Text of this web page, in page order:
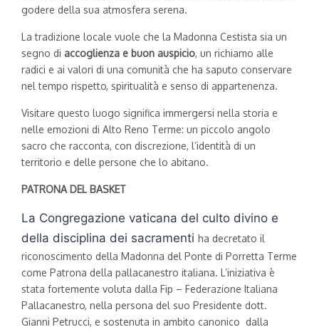
godere della sua atmosfera serena.
La tradizione locale vuole che la Madonna Cestista sia un
segno di accoglienza e buon auspicio, un richiamo alle
radici e ai valori di una comunità che ha saputo conservare
nel tempo rispetto, spiritualità e senso di appartenenza.
Visitare questo luogo significa immergersi nella storia e
nelle emozioni di Alto Reno Terme: un piccolo angolo
sacro che racconta, con discrezione, l’identità di un
territorio e delle persone che lo abitano.
PATRONA DEL BASKET
La Congregazione vaticana del culto divino e
della disciplina dei sacramenti ha decretato il
riconoscimento della Madonna del Ponte di Porretta Terme
come Patrona della pallacanestro italiana. L’iniziativa è
stata fortemente voluta dalla Fip – Federazione Italiana
Pallacanestro, nella persona del suo Presidente dott.
Gianni Petrucci, e sostenuta in ambito canonico dalla